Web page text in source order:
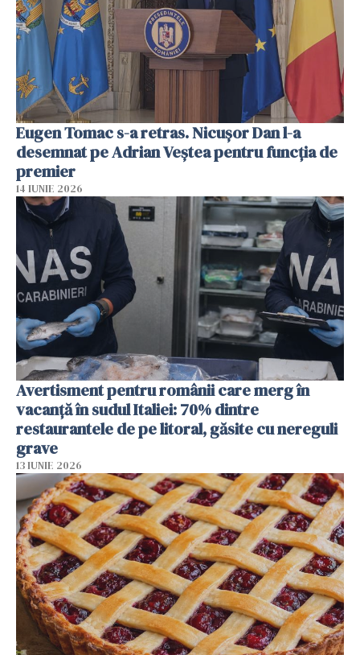
Eugen Tomac s-a retras. Nicușor Dan l-a
desemnat pe Adrian Veștea pentru funcția de
premier
14 IUNIE 2026
Avertisment pentru românii care merg în
vacanță în sudul Italiei: 70% dintre
restaurantele de pe litoral, găsite cu nereguli
grave
13 IUNIE 2026